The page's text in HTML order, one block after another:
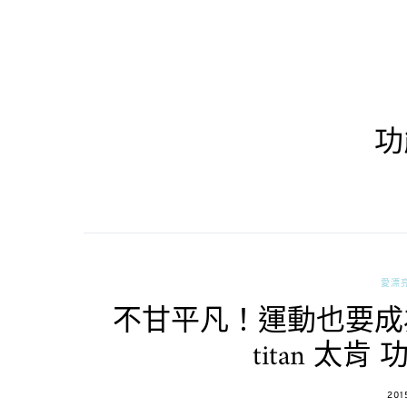
愛漂
不甘平凡！運動也要
titan 太肯